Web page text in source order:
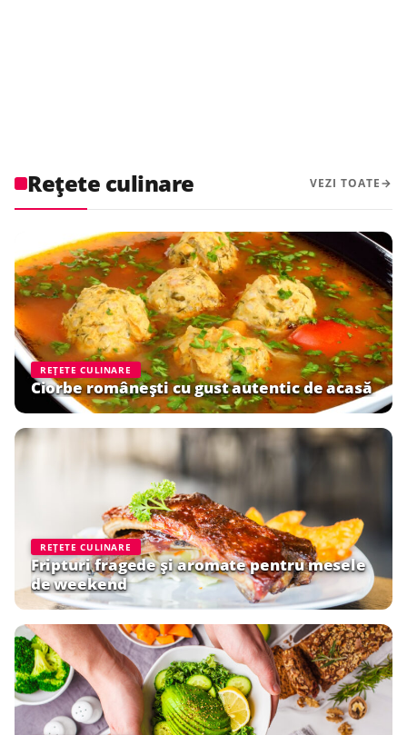
Rețete culinare VEZI TOATE
REȚETE CULINARE
Ciorbe românești cu gust autentic de acasă
REȚETE CULINARE
Fripturi fragede și aromate pentru mesele
de weekend